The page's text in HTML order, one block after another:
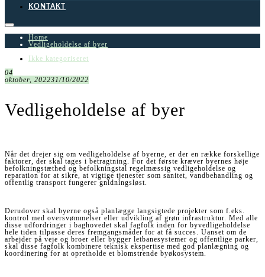
KONTAKT
Home
Vedligeholdelse af byer
Ikke kategoriseret
04
oktober, 202231/10/2022
Vedligeholdelse af byer
Når det drejer sig om vedligeholdelse af byerne, er der en række forskellige
faktorer, der skal tages i betragtning. For det første kræver byernes høje
befolkningstæthed og befolkningstal regelmæssig vedligeholdelse og
reparation for at sikre, at vigtige tjenester som sanitet, vandbehandling og
offentlig transport fungerer gnidningsløst.
Derudover skal byerne også planlægge langsigtede projekter som f.eks.
kontrol med oversvømmelser eller udvikling af grøn infrastruktur. Med alle
disse udfordringer i baghovedet skal fagfolk inden for byvedligeholdelse
hele tiden tilpasse deres fremgangsmåder for at få succes. Uanset om de
arbejder på veje og broer eller bygger letbanesystemer og offentlige parker,
skal disse fagfolk kombinere teknisk ekspertise med god planlægning og
koordinering for at opretholde et blomstrende byøkosystem.